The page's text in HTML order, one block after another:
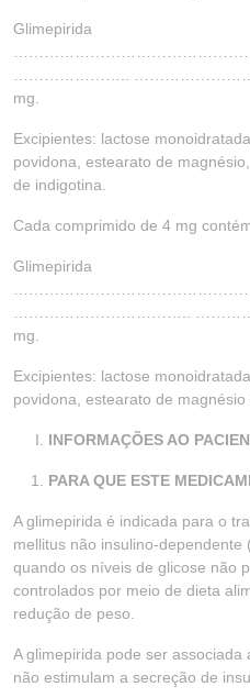
Glimepirida
…………………..
mg.
Excipientes: lactose
povidona, estearato de
de indigotina.
Cada comprimido de 4 mg
Glimepirida
……………………………..
mg.
Excipientes: lactose
povidona, estearato de magnésio
INFORMAÇÕES AO
PARA QUE ESTE
A glimepirida é indicada para o
mellitus não insulino-dependente
quando os níveis de glicose não
controlados por meio de dieta
redução de peso.
A glimepirida pode ser
não estimulam a secreção de